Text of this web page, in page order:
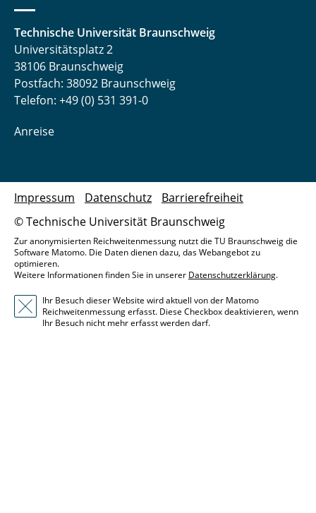
Technische Universität Braunschweig
Universitätsplatz 2
38106 Braunschweig
Postfach: 38092 Braunschweig
Telefon: +49 (0) 531 391-0
Anreise
© Technische Universität Braunschweig
Impressum Datenschutz Barrierefreiheit
Zur anonymisierten Reichweitenmessung nutzt die TU Braunschweig die
Software Matomo. Die Daten dienen dazu, das Webangebot zu
optimieren.
Weitere Informationen finden Sie in unserer Datenschutzerklärung.
Ihr Besuch dieser Website wird aktuell von der Matomo
Reichweitenmessung erfasst. Diese Checkbox deaktivieren, wenn
Ihr Besuch nicht mehr erfasst werden darf.